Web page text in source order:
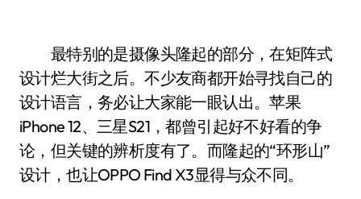
最特别的是摄像头隆起的部分，在矩阵式
设计烂大街之后。不少友商都开始寻找自己的
设计语言，务必让大家能一眼认出。苹果
iPhone 12、三星S21，都曾引起好不好看的争
论，但关键的辨析度有了。而隆起的“环形山”
设计，也让OPPO Find X3显得与众不同。